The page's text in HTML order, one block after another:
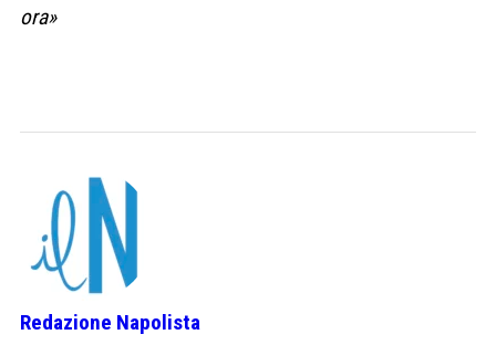
ora»
Redazione Napolista